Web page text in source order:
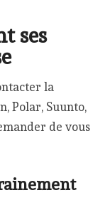
ses
la
Polar, Suunto,
de vous